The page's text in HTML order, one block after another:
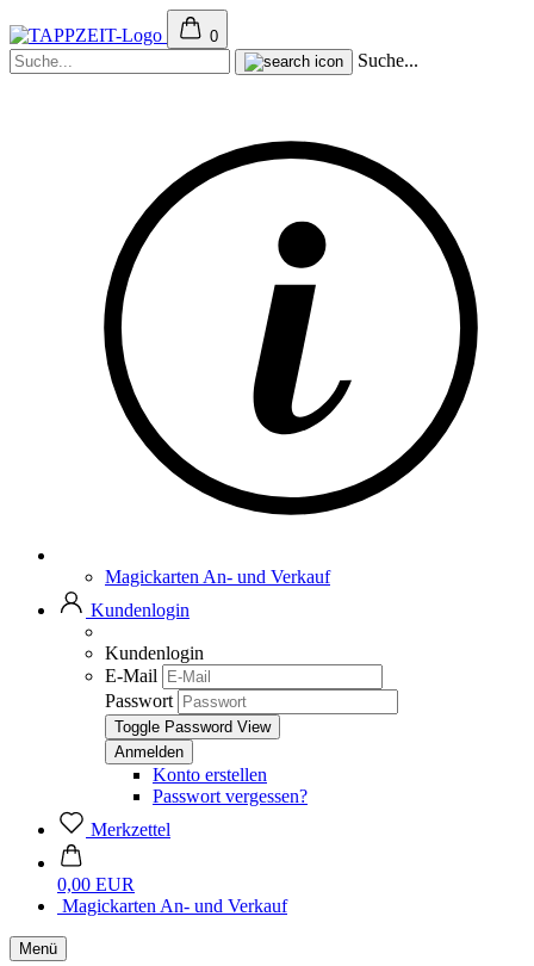
0
Suche...
Magickarten An- und Verkauf
Kundenlogin
Kundenlogin
E-Mail
Passwort
Toggle Password View
Konto erstellen
Passwort vergessen?
Merkzettel
0,00 EUR
Magickarten An- und Verkauf
Menü